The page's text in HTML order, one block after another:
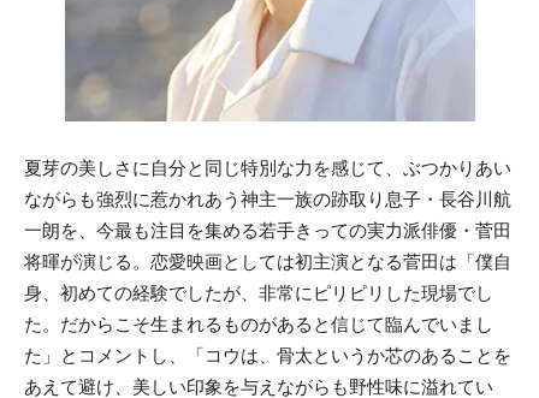
夏芽の美しさに自分と同じ特別な力を感じて、ぶつかりあい
ながらも強烈に惹かれあう神主一族の跡取り息子・長谷川航
一朗を、今最も注目を集める若手きっての実力派俳優・菅田
将暉が演じる。恋愛映画としては初主演となる菅田は「僕自
身、初めての経験でしたが、非常にピリピリした現場でし
た。だからこそ生まれるものがあると信じて臨んでいまし
た」とコメントし、「コウは、骨太というか芯のあることを
あえて避け、美しい印象を与えながらも野性味に溢れてい